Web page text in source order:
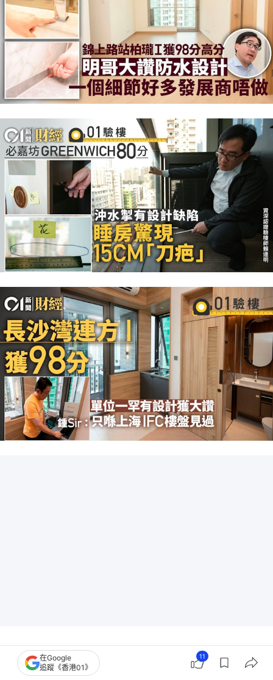
在Google
追蹤《香港01》
11